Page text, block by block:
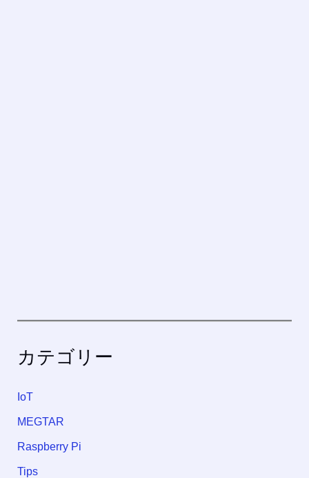
カテゴリー
IoT
MEGTAR
Raspberry Pi
Tips